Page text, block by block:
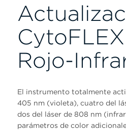
Rojo-
El instrumento totalmente
405 nm (violeta), cuatro del
dos del láser de 808 nm
parámetros de color